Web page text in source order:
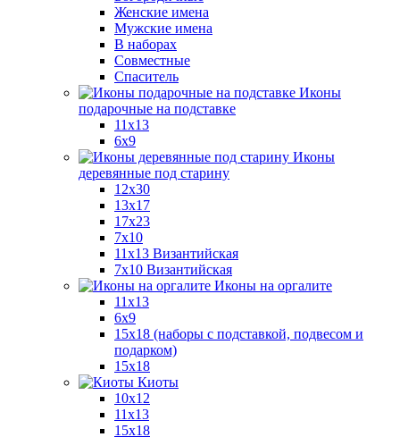
Женские имена
Мужские имена
В наборах
Совместные
Спаситель
Иконы
подарочные на подставке
11x13
6x9
Иконы
деревянные под старину
12х30
13x17
17x23
7x10
11x13 Византийская
7x10 Византийская
Иконы на оргалите
11x13
6x9
15х18 (наборы с подставкой, подвесом и
подарком)
15x18
Киоты
10x12
11x13
15x18